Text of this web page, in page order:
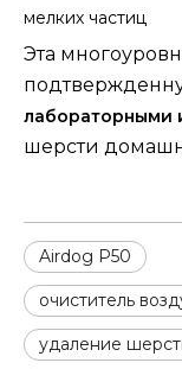
мелких частиц
Эта
лабораторными
шерсти
Airdog P50
очиститель
удаление